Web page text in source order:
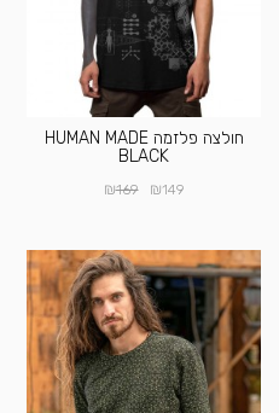
חולצה פלזמה HUMAN MADE
BLACK
₪149
₪169